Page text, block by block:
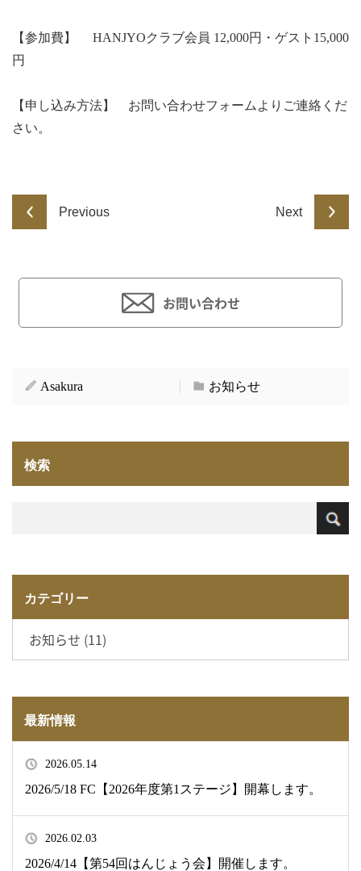
【参加費】 HANJYOクラブ会員 12,000円・ゲスト15,000
円
【申し込み方法】 お問い合わせフォームよりご連絡くだ
さい。
Previous Next
お問い合わせ
Asakura お知らせ
検索
カテゴリー
お知らせ (11)
最新情報
2026.05.14
2026/5/18 FC【2026年度第1ステージ】開幕します。
2026.02.03
2026/4/14【第54回はんじょう会】開催します。